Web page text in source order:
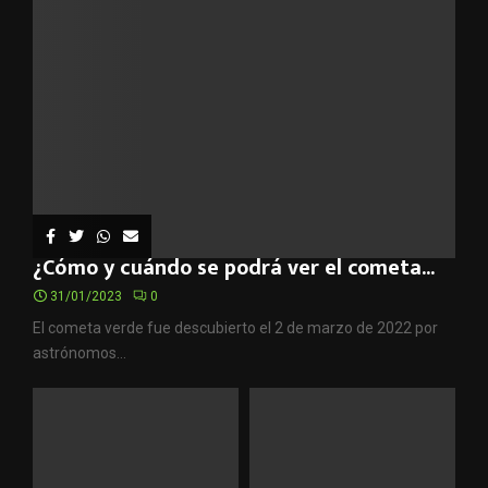
¿Cómo y cuándo se podrá ver el cometa...
31/01/2023 0
El cometa verde fue descubierto el 2 de marzo de 2022 por
astrónomos...